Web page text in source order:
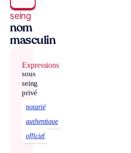
seing
nom
masculin
Expressions
sous
seing
privé
notarié
authentique
officiel